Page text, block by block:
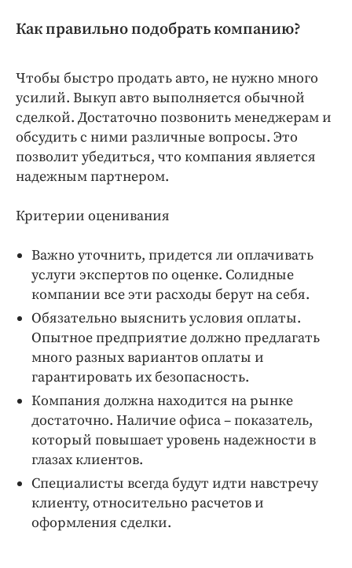
Как правильно подобрать компанию?
Чтобы быстро продать авто, не нужно много
усилий. Выкуп авто выполняется обычной
сделкой. Достаточно позвонить менеджерам и
обсудить с ними различные вопросы. Это
позволит убедиться, что компания является
надежным партнером.
Критерии оценивания
Важно уточнить, придется ли оплачивать
услуги экспертов по оценке. Солидные
компании все эти расходы берут на себя.
Обязательно выяснить условия оплаты.
Опытное предприятие должно предлагать
много разных вариантов оплаты и
гарантировать их безопасность.
Компания должна находится на рынке
достаточно. Наличие офиса – показатель,
который повышает уровень надежности в
глазах клиентов.
Специалисты всегда будут идти навстречу
клиенту, относительно расчетов и
оформления сделки.